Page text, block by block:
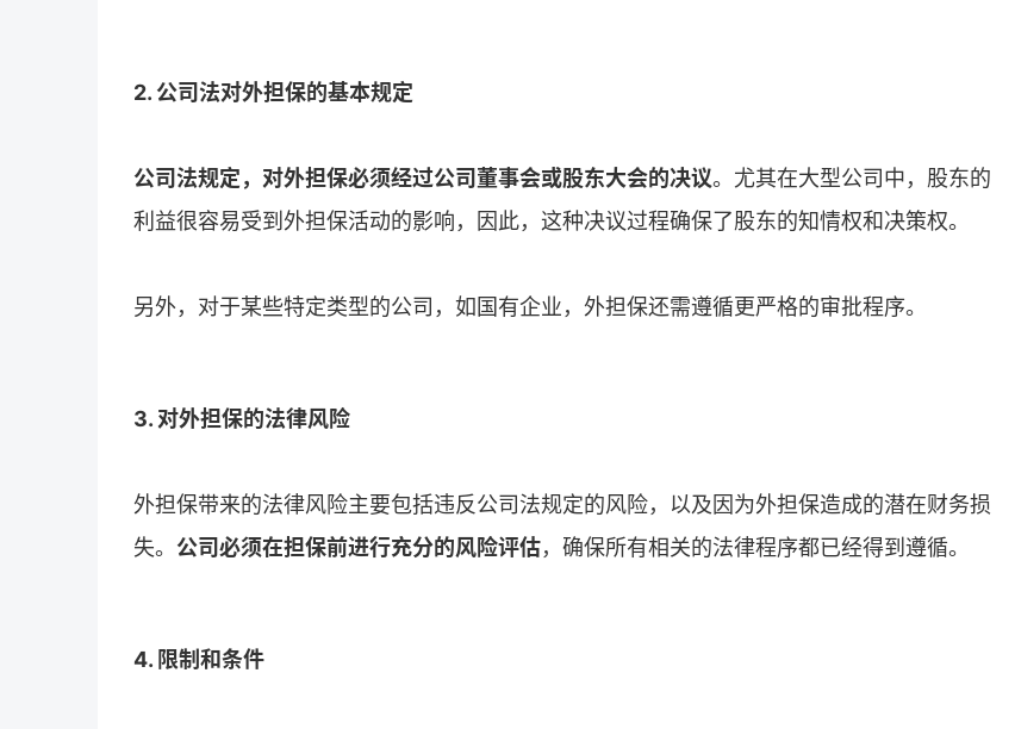
2. 公司法对外担保的基本规定
公司法规定，对外担保必须经过公司董事会或股东大会的决议。尤其在大型公司中，股东的
利益很容易受到外担保活动的影响，因此，这种决议过程确保了股东的知情权和决策权。
另外，对于某些特定类型的公司，如国有企业，外担保还需遵循更严格的审批程序。
3. 对外担保的法律风险
外担保带来的法律风险主要包括违反公司法规定的风险，以及因为外担保造成的潜在财务损
失。 公司必须在担保前进行充分的风险评估，确保所有相关的法律程序都已经得到遵循。
4. 限制和条件